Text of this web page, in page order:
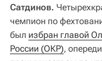
Сатдинов.
чемпион по
был избран главой
России (ОКР),